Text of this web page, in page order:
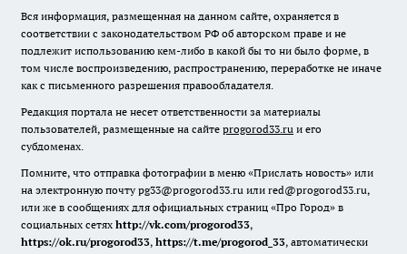
Вся информация, размещенная на данном сайте, охраняется в
соответствии с законодательством РФ об авторском праве и не
подлежит использованию кем-либо в какой бы то ни было форме, в
том числе воспроизведению, распространению, переработке не иначе
как с письменного разрешения правообладателя.
Редакция портала не несет ответственности за материалы
пользователей, размещенные на сайте progorod33.ru и его
субдоменах.
Помните, что отправка фотографии в меню «Прислать новость» или
на электронную почту pg33@progorod33.ru или red@progorod33.ru,
или же в сообщениях для официальных страниц «Про Город» в
социальных сетях http://vk.com/progorod33,
https://ok.ru/progorod33, https://t.me/progorod_33, автоматически